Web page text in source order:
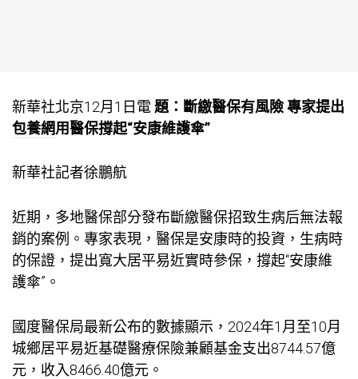
新華社北京12月1日電題：斷繳醫保有風險 專家提出
包養網用醫保撐起“安康維護傘”
新華社記者徐鵬航
近期，多地醫保部分發布斷繳醫保招致生病后無法報
銷的案例。專家表現，醫保是安康時的投資，生病時
的保證，提出寬大居平易近實時參保，撐起“安康維
護傘”。
國度醫保局最新公布的數據顯示，2024年1月至10月
城鄉居平易近基礎醫療保險兼顧基金支出8744.57億
元，收入8466.40億元。